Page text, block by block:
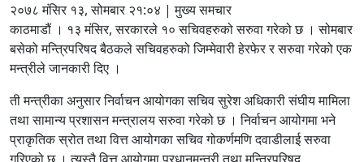
२०७८ मंसिर १३, सोमबार २१:०४ | मुख्य समचार
काठमाडौं । १३ मंसिर, सरकारले १० सचिवहरुको सरुवा गरेको छ । सोमबार
बसेको मन्त्रिपरिषद बैठकले सचिवहरुको जिम्मेवारी हेरफेर र सरुवा गरेको एक
मन्त्रीले जानकारी दिए ।
ती मन्त्रीका अनुसार निर्वाचन आयोगका सचिव सुरेश अधिकारी संघीय मामिला
तथा सामान्य प्रशासन मन्त्रालय सरुवा गरेको छ । निर्वाचन आयोगमा भने
प्राकृतिक स्रोत तथा वित्त आयोगका सचिव गोकर्णमणि दवाडीलाई सरुवा